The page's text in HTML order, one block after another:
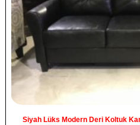
Siyah Lüks Modern Deri Koltuk